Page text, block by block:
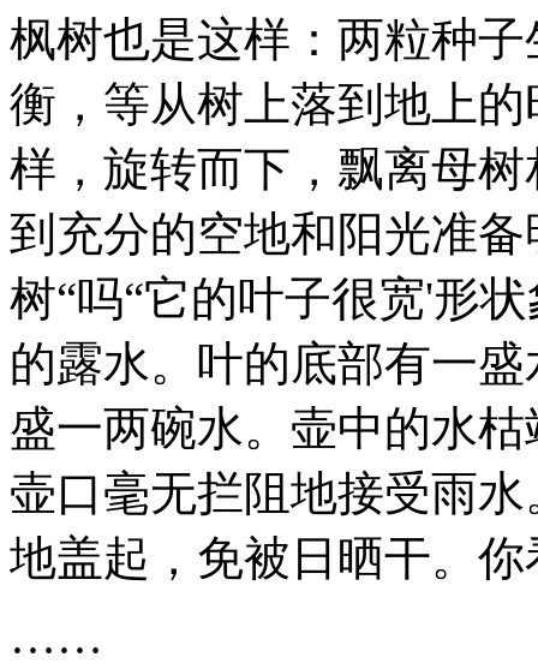
枫树也是这样：两粒种
衡，等从树上落到地上
样，旋转而下，飘离母
到充分的空地和阳光准
树“吗“它的叶子很宽'形
的露水。叶的底部有一
盛一两碗水。壶中的水
壶口毫无拦阻地接受雨
地盖起，免被日晒干。
……